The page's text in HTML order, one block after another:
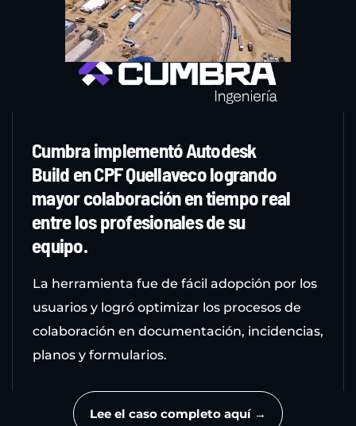
La herramienta fue de fácil adopción por los
usuarios y logró optimizar los procesos de
colaboración en documentación, incidencias,
planos y formularios.
Cumbra implementó Autodesk
Build en CPF Quellaveco logrando
mayor colaboración en tiempo real
entre los profesionales de su
equipo.
Lee el caso completo aquí →